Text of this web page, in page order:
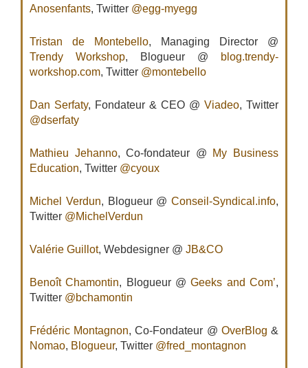
Anosenfants, Twitter @egg-myegg
Tristan de Montebello, Managing Director @
Trendy Workshop, Blogueur @
blog.trendy-
workshop.com, Twitter @montebello
Dan Serfaty, Fondateur & CEO @ Viadeo, Twitter
@dserfaty
Mathieu Jehanno, Co-fondateur @ My Business
Education, Twitter @cyoux
Michel Verdun, Blogueur @ Conseil-Syndical.info,
Twitter @MichelVerdun
Valérie Guillot, Webdesigner @ JB&CO
Benoît Chamontin, Blogueur @Geeks and Com’,
Twitter @bchamontin
Frédéric Montagnon, Co-Fondateur @ OverBlog &
Nomao, Blogueur, Twitter @fred_montagnon